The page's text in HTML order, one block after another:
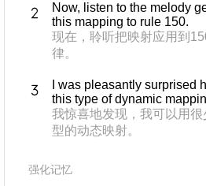
Now, listen to the melody
this mapping to rule 150.
现在，聆听把映射应用到
律。
I was pleasantly surprised
this type of dynamic
我惊喜地发现，我可以用
型的动态映射。
强化记忆